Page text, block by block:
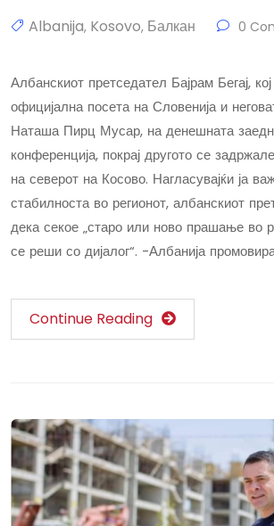
Albanija, Kosovo, Балкан 0
Албанскиот претседател Бајрам Бегај,
официјална посета на Словенија и
Наташа Пирц Мусар, на денешната
конференција, покрај другото се
на северот на Косово. Нагласувајќи ја
стабилноста во регионот, албанскиот
дека секое „старо или ново прашање во
се реши со дијалог“. -Албанија
Continue Reading